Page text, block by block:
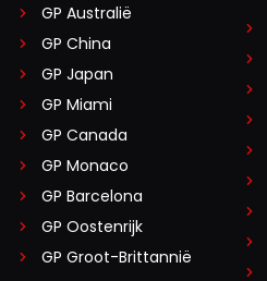
GP Australië
GP China
GP Japan
GP Miami
GP Canada
GP Monaco
GP Barcelona
GP Oostenrijk
GP Groot-Brittannië